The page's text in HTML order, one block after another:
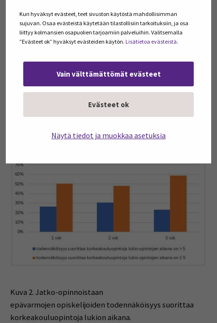
Kun hyväksyt evästeet, teet sivuston käytöstä mahdollisimman
sujuvan. Osaa evästeistä käytetään tilastollisiin tarkoituksiin, ja osa
liittyy kolmansien osapuolien tarjoamiin palveluihin. Valitsemalla
”Evästeet ok” hyväksyt evästeiden käytön. Lisätietoa evästeistä.
Vain välttämättömät evästeet
Evästeet ok
Näytä tiedot ja muokkaa asetuksia
Sen sijaan jatko-opinnoistaan epävarmat ja ilman jatko-
opintosuunnitelmia olevat opiskelijat pitivät yleisesti
pitivät todennäköisenä suorittaa
korkeakouluopintoja, nousi kuitenkin hieman 2.
vuosikurssin opiskelijoissa.
Kuva 2. Jatko-opinnoistaan
epävarmojen opiskelijoiden todennäköisyys suorittaa
korkeakouluopintoja lukion aikana.